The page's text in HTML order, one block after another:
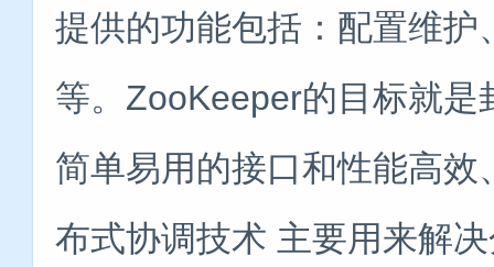
提供的功能包括：配置维
等。ZooKeeper的目标就
简单易用的接口和性能高
布式协调技术 主要用来解